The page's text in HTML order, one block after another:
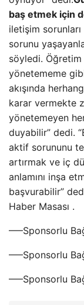
baş etmek için
iletişim
sorunu
söyledi. Öğretim
yönetememe
akışında
karar vermekte
yönetemeyen
duyabilir” dedi.
aktif sorununu
artırmak ve iç
anlamını inşa
başvurabilir”
Haber Masası .
—–Sponsorlu
—–Sponsorlu
—–Sponsorlu